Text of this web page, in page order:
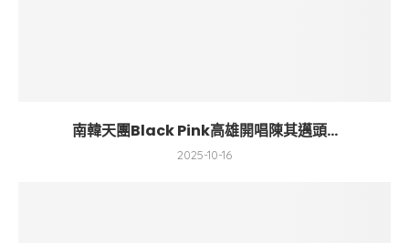
南韓天團Black Pink高雄開唱陳其邁頭...
2025-10-16